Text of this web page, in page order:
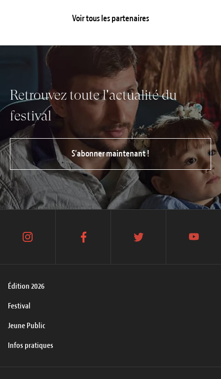
Voir tous les partenaires
Retrouvez toute l'actualité du
festival
S’abonner maintenant !
Édition 2026
Festival
Jeune Public
Infos pratiques
instagram facebook twitter youtube